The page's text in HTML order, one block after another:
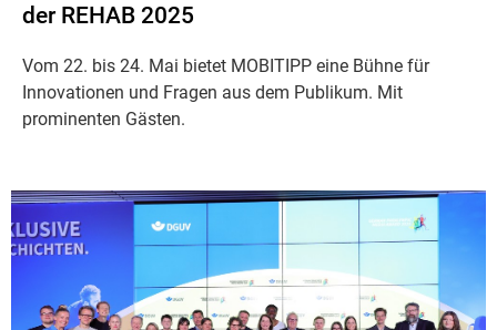
der REHAB 2025
Vom 22. bis 24. Mai bietet MOBITIPP eine Bühne für
Innovationen und Fragen aus dem Publikum. Mit
prominenten Gästen.